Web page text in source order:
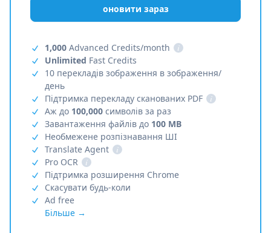
оновити зараз
1,000 Advanced Credits/month
i
Unlimited Fast Credits
10 перекладів зображення в зображення/
день
Підтримка перекладу сканованих PDF
i
Аж до 100,000 символів за раз
Завантаження файлів до 100 MB
Необмежене розпізнавання ШІ
Translate Agent
i
Pro OCR
i
Підтримка розширення Chrome
Скасувати будь-коли
Ad free
Більше →